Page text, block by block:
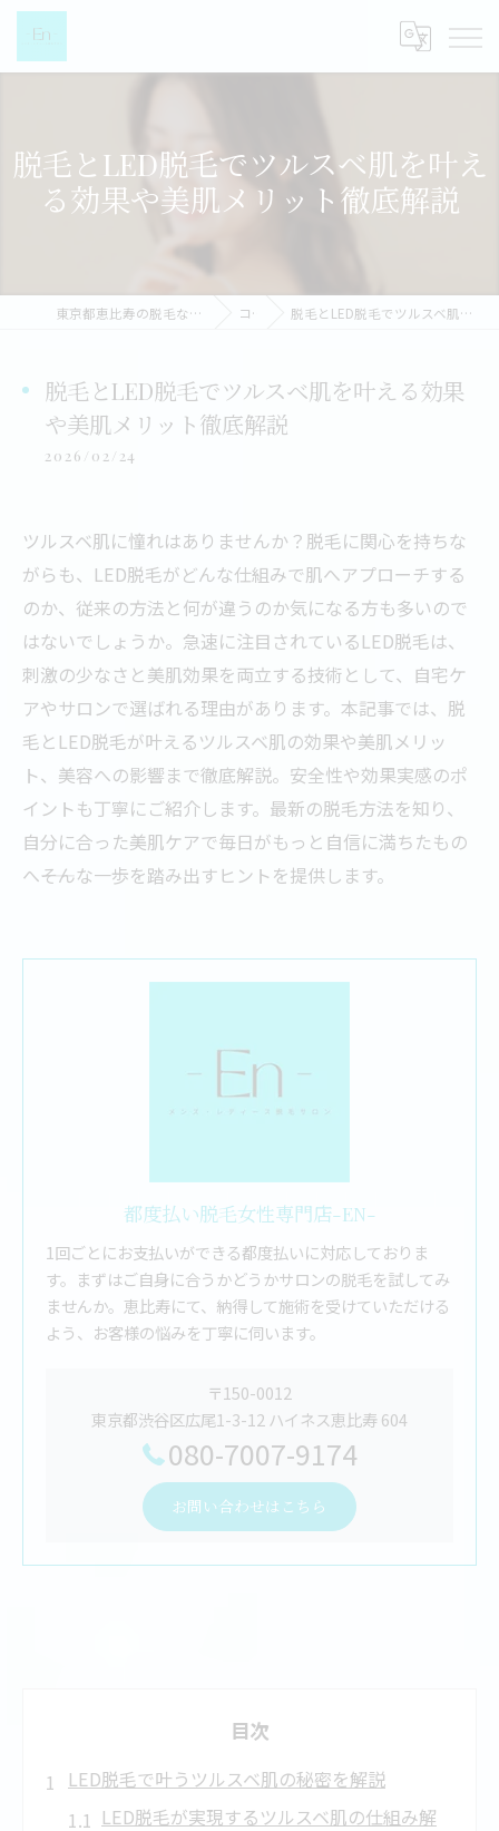
脱毛とLED脱毛でツルスベ肌を叶え
る効果や美肌メリット徹底解説
東京都恵比寿の脱毛なら都度払い脱毛女性専門店-EN- コラム 脱毛とLED脱毛でツルスベ肌を叶える効果や美肌メリット徹底解説
脱毛とLED脱毛でツルスベ肌を叶える効果
や美肌メリット徹底解説
2026/02/24
ツルスベ肌に憧れはありませんか？脱毛に関心を持ちな
がらも、LED脱毛がどんな仕組みで肌へアプローチする
のか、従来の方法と何が違うのか気になる方も多いので
はないでしょうか。急速に注目されているLED脱毛は、
刺激の少なさと美肌効果を両立する技術として、自宅ケ
アやサロンで選ばれる理由があります。本記事では、脱
毛とLED脱毛が叶えるツルスベ肌の効果や美肌メリッ
ト、美容への影響まで徹底解説。安全性や効果実感のポ
イントも丁寧にご紹介します。最新の脱毛方法を知り、
自分に合った美肌ケアで毎日がもっと自信に満ちたもの
へ――そんな一歩を踏み出すヒントを提供します。
都度払い脱毛女性専門店-EN-
1回ごとにお支払いができる都度払いに対応しておりま
す。まずはご自身に合うかどうかサロンの脱毛を試してみ
ませんか。恵比寿にて、納得して施術を受けていただける
よう、お客様の悩みを丁寧に伺います。
〒150-0012
東京都渋谷区広尾1-3-12 ハイネス恵比寿 604
080-7007-9174
お問い合わせはこちら
目次
LED脱毛で叶うツルスベ肌の秘密を解説
LED脱毛が実現するツルスベ肌の仕組み解